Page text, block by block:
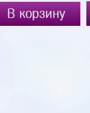
В корзину